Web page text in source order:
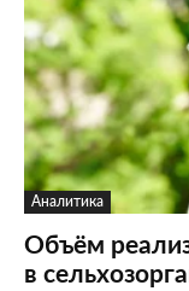
Аналитика
Объём
в